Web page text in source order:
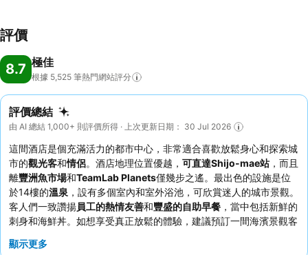
評價
8.7 極佳
根據 5,525 筆熱門網站評分
評價總結
由 AI 總結 1,000+ 則評價所得 · 上次更新日期： 30 Jul 2026
這間酒店是個充滿活力的都市中心，非常適合喜歡放鬆身心和探索城
市的觀光客和情侶。酒店地理位置優越， 可直達Shijo-mae站 ，而且
離豐洲魚市場和TeamLab Planets僅幾步之遙。最出色的設施是位
於14樓的溫泉 ，設有多個室內和室外浴池，可欣賞迷人的城市景觀。
客人們一致讚揚員工的熱情友善和豐盛的自助早餐 ，當中包括新鮮的
刺身和海鮮丼。如想享受真正放鬆的體驗，建議預訂一間海濱景觀客
顯示更多